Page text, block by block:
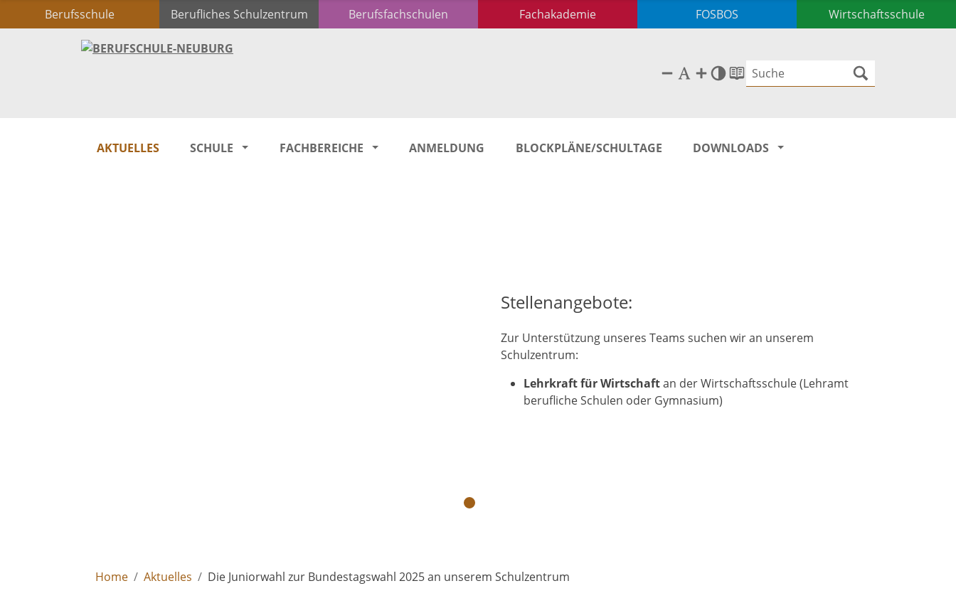
Berufsschule Berufliches Schulzentrum Berufsfachschulen Fachakademie FOSBOS Wirtschaftsschule
AKTUELLES SCHULE FACHBEREICHE ANMELDUNG BLOCKPLÄNE/SCHULTAGE DOWNLOADS
Stellenangebote:
Zur Unterstützung unseres Teams suchen wir an unserem
Schulzentrum:
Lehrkraft für Wirtschaftan der Wirtschaftsschule (Lehramt
berufliche Schulen oder Gymnasium)
Home Aktuelles Die Juniorwahl zur Bundestagswahl 2025 an unserem Schulzentrum